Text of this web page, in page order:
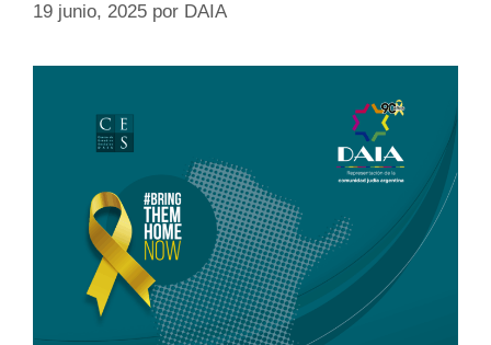
19 junio, 2025 por DAIA